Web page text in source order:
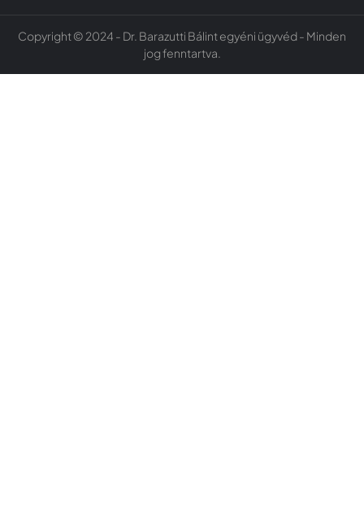
Copyright © 2024 - Dr. Barazutti Bálint egyéni ügyvéd - Minden
jog fenntartva.